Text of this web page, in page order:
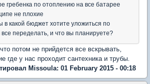
гребенка по отоплению на все батарее
не плохие
в какой бюджет хотите уложиться по
переделать, и что вы планируете?
потом не прийдется все вскрывать,
где у нас проходит сантехника и трубы.
Missoula: 01 February 2015 - 00:18